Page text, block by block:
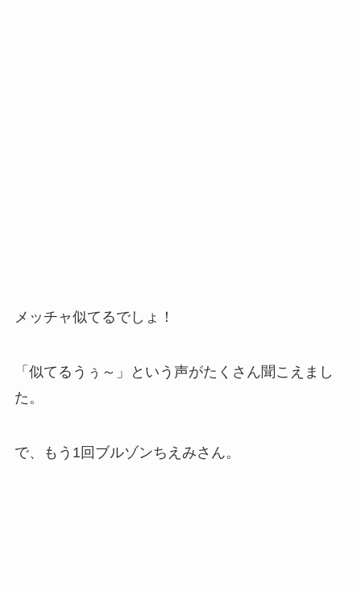
メッチャ似てるでしょ！
「似てるうぅ～」という声がたくさん聞こえまし
た。
で、もう1回ブルゾンちえみさん。